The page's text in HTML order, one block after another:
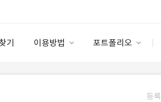
기 이용방법 포트폴리오
등